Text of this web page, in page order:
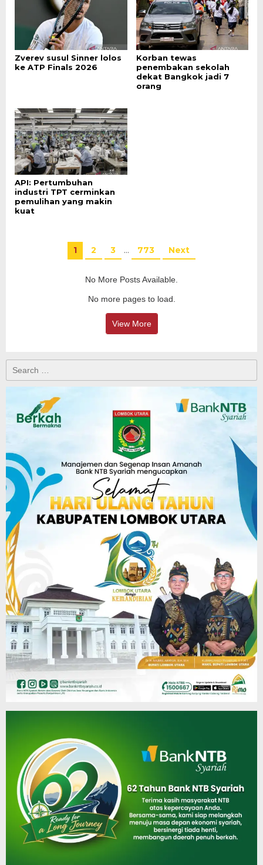
Zverev susul Sinner lolos
ke ATP Finals 2026
Korban tewas
penembakan sekolah
dekat Bangkok jadi 7
orang
API: Pertumbuhan
industri TPT cerminkan
pemulihan yang makin
kuat
1 2 3 … 773 Next
No More Posts Available.
No more pages to load.
View More
for: